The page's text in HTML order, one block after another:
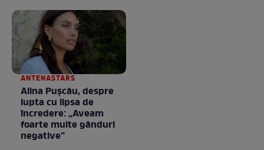
ANTENASTARS
Alina Pușcău, despre
lupta cu lipsa de
încredere: „Aveam
foarte multe gânduri
negative”